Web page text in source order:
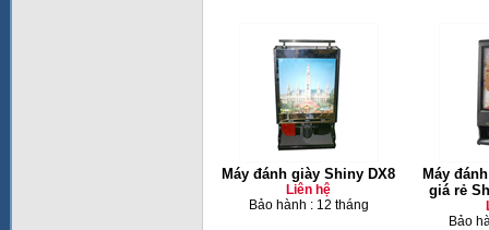
Máy đánh giày Shiny DX8
Liên hệ
Bảo hành : 12 tháng
Máy
giá rẻ
Bảo